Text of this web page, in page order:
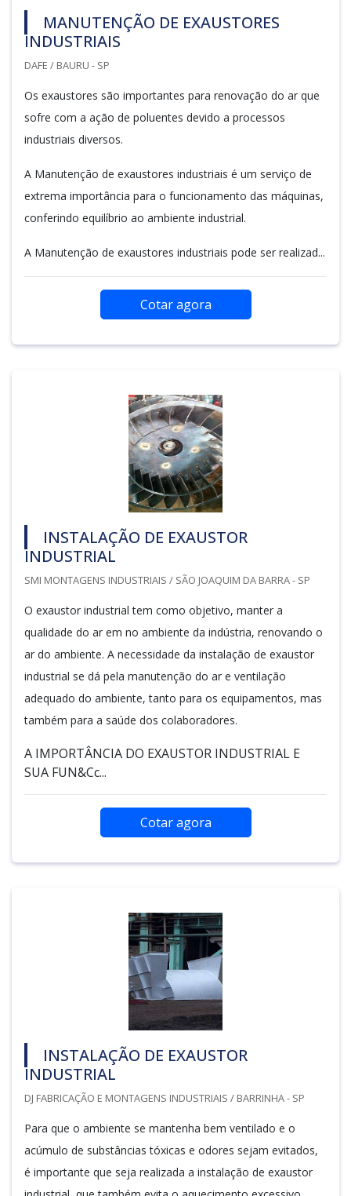
MANUTENÇÃO DE EXAUSTORES
INDUSTRIAIS
DAFE / BAURU - SP
Os exaustores são importantes para renovação do ar que
sofre com a ação de poluentes devido a processos
industriais diversos.
A Manutenção de exaustores industriais é um serviço de
extrema importância para o funcionamento das máquinas,
conferindo equilíbrio ao ambiente industrial.
A Manutenção de exaustores industriais pode ser realizad...
Cotar agora
INSTALAÇÃO DE EXAUSTOR
INDUSTRIAL
SMI MONTAGENS INDUSTRIAIS / SÃO JOAQUIM DA BARRA - SP
O exaustor industrial tem como objetivo, manter a
qualidade do ar em no ambiente da indústria, renovando o
ar do ambiente. A necessidade da instalação de exaustor
industrial se dá pela manutenção do ar e ventilação
adequado do ambiente, tanto para os equipamentos, mas
também para a saúde dos colaboradores.
A IMPORTÂNCIA DO EXAUSTOR INDUSTRIAL E
SUA FUN&Cc...
Cotar agora
INSTALAÇÃO DE EXAUSTOR
INDUSTRIAL
DJ FABRICAÇÃO E MONTAGENS INDUSTRIAIS / BARRINHA - SP
Para que o ambiente se mantenha bem ventilado e o
acúmulo de substâncias tóxicas e odores sejam evitados,
é importante que seja realizada a instalação de exaustor